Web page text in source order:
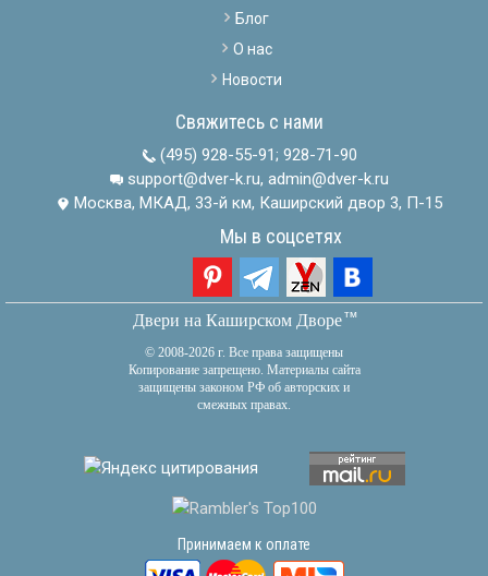
Блог
О нас
Новости
Свяжитесь с нами
(495) 928-55-91; 928-71-90
support@dver-k.ru, admin@dver-k.ru
Москва, МКАД, 33-й км, Каширский двор 3, П-15
Мы в соцсетях
Двери на Каширском Дворетм
© 2008-2026 г. Все права защищены
Копирование запрещено. Материалы сайта
защищены законом РФ об авторских и
смежных правах.
Принимаем к оплате